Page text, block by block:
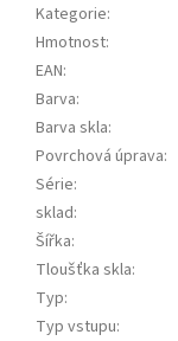
Kategorie:
Hmotnost:
EAN:
Barva:
Barva skla:
Povrchová úprava:
Série:
sklad:
Šířka:
Tloušťka skla:
Typ:
Typ vstupu: